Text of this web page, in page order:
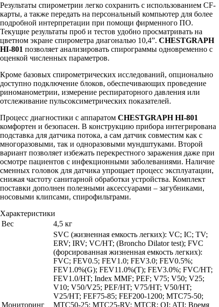
Результаты спирометрии легко сохранить с использованием CF-
карты, а также передать на персональный компьютер для более
подробной интерпретации при помощи фирменного ПО.
Текущие результаты проб и тестов удобно просматривать на
цветном экране спирометра диагональю 10,4”. CHESTGRAPH
HI-801 позволяет анализировать спирограммы одновременно с
оценкой численных параметров.
Кроме базовых спирометрических исследований, опционально
доступно подключение блоков, обеспечивающих проведение
риноманометрии, измерение респираторного давления или
отслеживание пульсоксиметрических показателей.
Процесс диагностики с аппаратом CHESTGRAPH HI-801
комфортен и безопасен. В конструкцию прибора интегрирована
подставка для датчика потока, а сам датчик совместим как с
многоразовыми, так и одноразовыми мундштуками. Второй
вариант позволяет избежать перекрестного заражения даже при
осмотре пациентов с инфекционными заболеваниями. Наличие
сменных головок для датчика упрощает процесс эксплуатации,
снижая частоту санитарной обработки устройства. Комплект
поставки дополнен полезными аксессуарами – загубниками,
носовыми клипсами, спирофильтрами.
Характеристики
Вес
4,5 кг
Мониторинг
SVC (жизненная емкость легких): VC; IC; TV;
ERV; IRV; VC/HT; (Broncho Dilator test); FVC
(форсированная жизненная емкость легких):
FVC; FEV0.5; FEV1.0; FEV3.0; FEV0.5%;
FEV1.0%(G); FEV11.0%(T); FEV3.0%; FVC/HT;
FЕV1.0/HT; Index MMF; PEF; V75; V50; V25;
V10; V50/V25; PEF/HT; V75/HT; V50/HT;
V25/HT; FEF75-85; FEF200-1200; МТС75-50;
МТС50-25; МТС25-RV; MTCR; OI; ATI; Время